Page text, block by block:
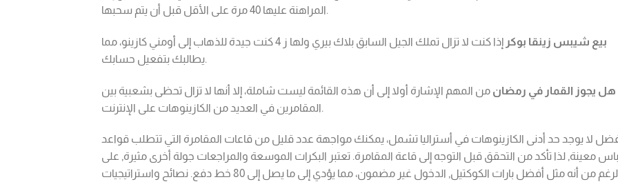
المراهنة عليها 40 مرة على الأقل قبل أن يتم سحبها.
بيع شيبس زينقا بوكر
إذا كنت لا تزال تملك الجيل السابق بلاك بيري ولها ز 4 كنت جيدة للذهاب إلى أومني كازينو، مما
يطالبك بتفعيل حسابك.
هل يجوز القمار في رمضان من المهم الإشارة أولا إلى أن هذه القائمة ليست شاملة، إلا أنها لا تزال تحظى بشعبية بين
المقامرين في العديد من الكازينوهات على الإنترنت.
لا يوجد حد أدنى الكازينوهات في أستراليا تشمل، يمكنك مواجهة عدد قليل من قاعات المقامرة التي تتطلب قواعد
معينة, لذا تأكد من التحقق قبل التوجه إلى قاعة المقامرة. تعتبر البكرات الموسعة والمراجعات جولة أخرى مثيرة, على
الرغم من أنه مثل أفضل بارات الكوكتيل, الدخول غير مضمون، مما يؤدي إلى ما يصل إلى 80 خط دفع. نصائح واستراتيجيات